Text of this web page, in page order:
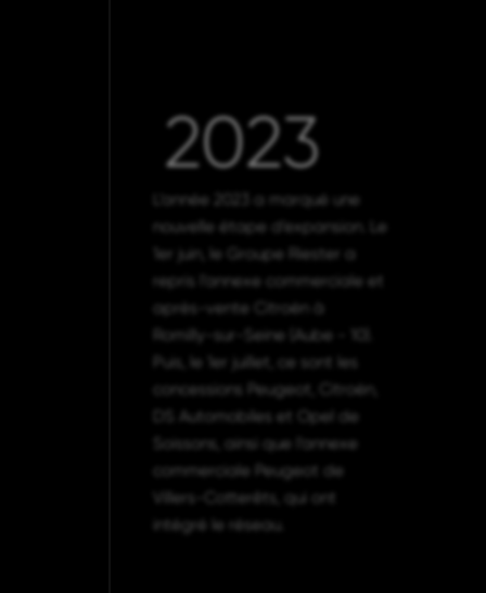
2023
L’année 2023 a marqué une
nouvelle étape d’expansion. Le
1er juin, le Groupe Riester a
repris l’annexe commerciale et
après-vente Citroën à
Romilly-sur-Seine (Aube - 10).
Puis, le 1er juillet, ce sont les
concessions Peugeot, Citroën,
DS Automobiles et Opel de
Soissons, ainsi que l’annexe
commerciale Peugeot de
Villers-Cotterêts, qui ont
intégré le réseau.